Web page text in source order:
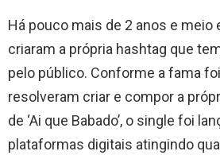
Há pouco mais de 2 anos e meio
criaram a própria hashtag que
pelo público. Conforme a fama
resolveram criar e compor a
de ‘Ai que Babado’, o single foi
plataformas digitais atingindo